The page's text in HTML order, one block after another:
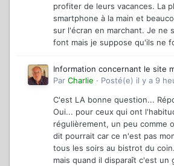
profiter de leurs vacances. La
smartphone à la main et
sur l'écran en marchant. Je ne
font mais je suppose qu'ils ne
Information concernant le site
Par Charlie · Posté(e) il y a 9
C'est LA bonne question...
Oui... pour ceux qui ont
régulièrement, un peu comme
dit pourrait car ce n'est pas
tous les soirs au bistrot du
mais quand il disparaît c'est un